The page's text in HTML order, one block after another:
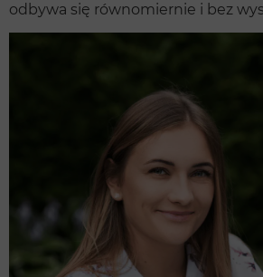
odbywa się równomiernie i bez